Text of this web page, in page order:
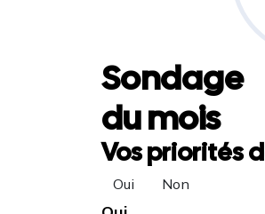
Sondage
du mois
Vos priorités
Oui Non